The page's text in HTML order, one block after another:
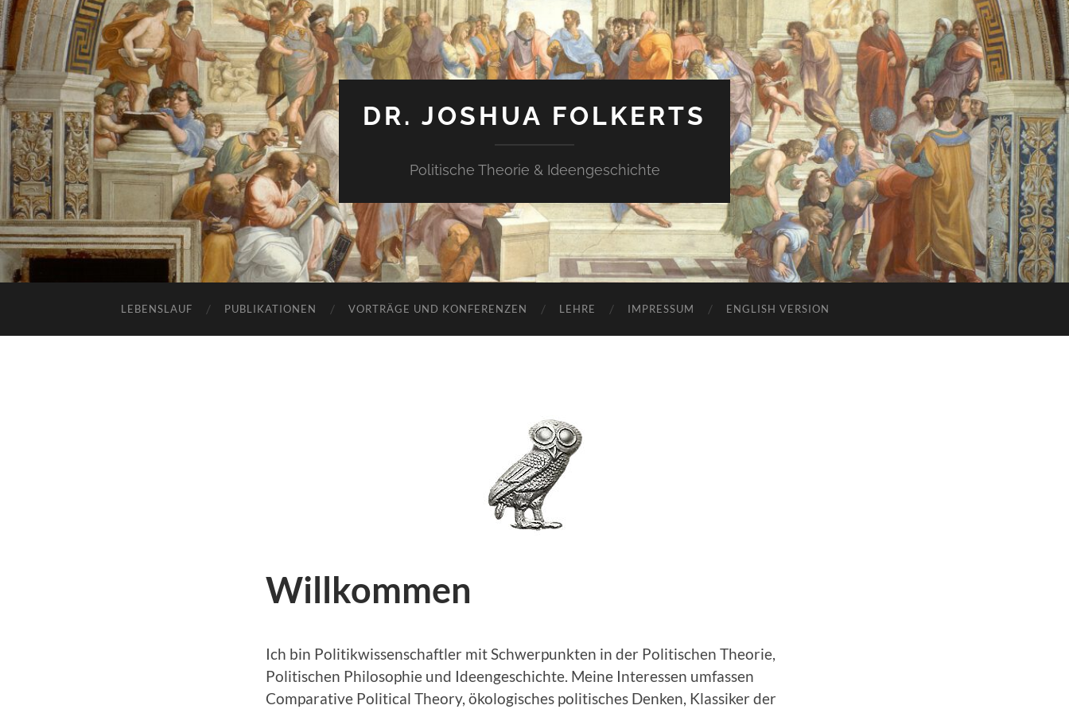
DR. JOSHUA FOLKERTS
Politische Theorie & Ideengeschichte
LEBENSLAUF PUBLIKATIONEN VORTRÄGE UND KONFERENZEN LEHRE IMPRESSUM ENGLISH VERSION
Willkommen
Ich bin Politikwissenschaftler mit Schwerpunkten in der Politischen Theorie,
Politischen Philosophie und Ideengeschichte. Meine Interessen umfassen
Comparative Political Theory, ökologisches politisches Denken, Klassiker der